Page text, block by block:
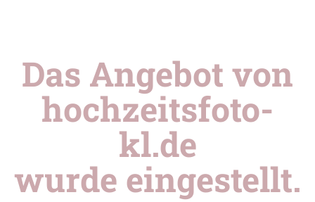
Das Angebot von
hochzeitsfoto-
kl.de
wurde eingestellt.